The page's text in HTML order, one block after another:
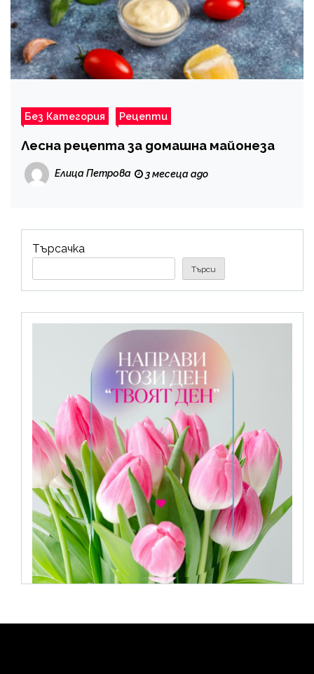
Без Категория Рецепти
Лесна рецепта за домашна майонеза
Елица Петрова 3 месеца ago
Търсачка
Търси